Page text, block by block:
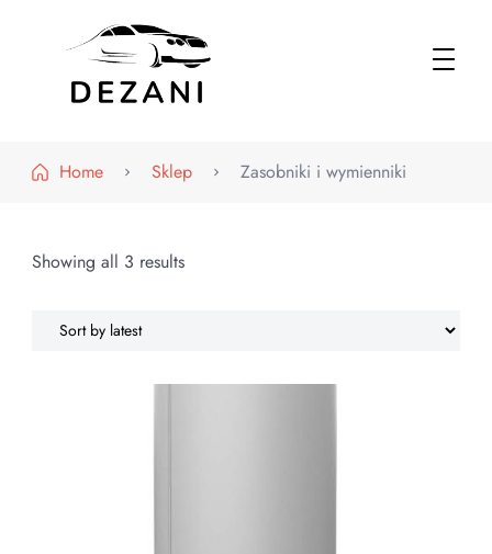
Home
Sklep Zasobniki i wymienniki
Showing all 3 results